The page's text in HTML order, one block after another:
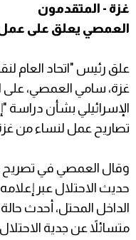
غزة - المتقدمون
العمصي يعلق على
علق رئيس "اتحاد العام
غزة، سامي العمصي، على
الإسرائيلي بشأن دراسة
تصاريح عمل لنساء من
وقال العمصي في تصريح
حديث الاحتلال عبر
الداخل المحتل، أحدث
متسائلاً عن جدية